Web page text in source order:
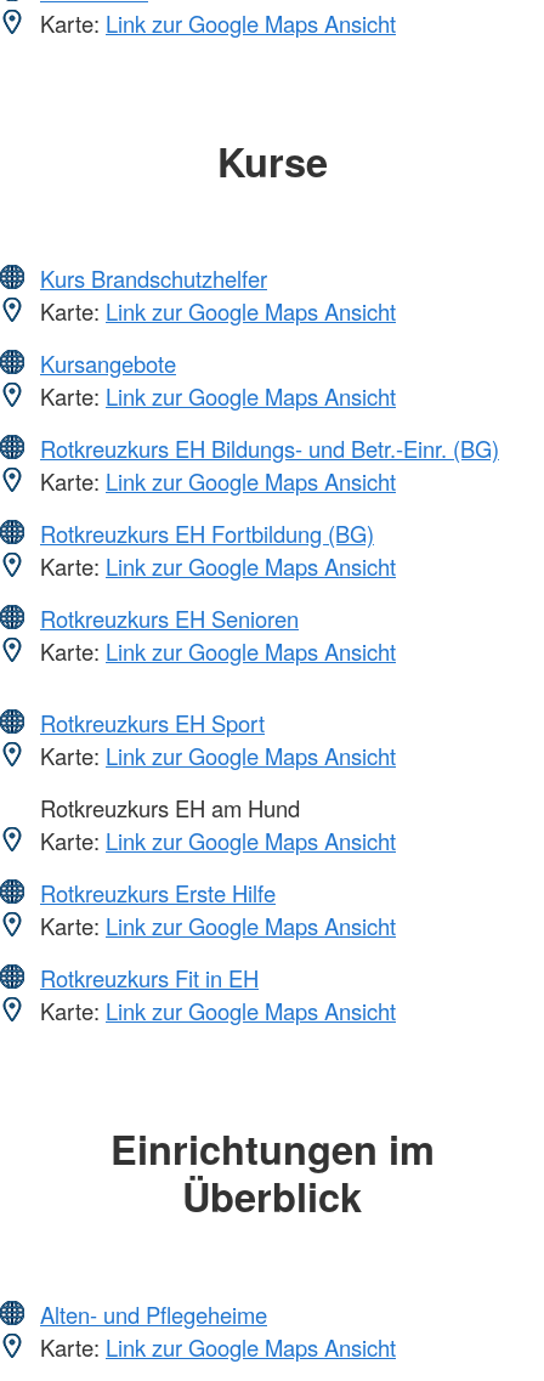
Karte: Link zur Google Maps Ansicht
Kurse
Kurs Brandschutzhelfer
Karte: Link zur Google Maps Ansicht
Kursangebote
Karte: Link zur Google Maps Ansicht
Rotkreuzkurs EH Bildungs- und Betr.-Einr. (BG)
Karte: Link zur Google Maps Ansicht
Rotkreuzkurs EH Fortbildung (BG)
Karte: Link zur Google Maps Ansicht
Rotkreuzkurs EH Senioren
Karte: Link zur Google Maps Ansicht
Rotkreuzkurs EH Sport
Karte: Link zur Google Maps Ansicht
Rotkreuzkurs EH am Hund
Karte: Link zur Google Maps Ansicht
Rotkreuzkurs Erste Hilfe
Karte: Link zur Google Maps Ansicht
Rotkreuzkurs Fit in EH
Karte: Link zur Google Maps Ansicht
Einrichtungen im
Überblick
Alten- und Pflegeheime
Karte: Link zur Google Maps Ansicht